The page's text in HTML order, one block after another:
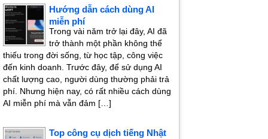
Hướng dẫn cách dùng AI
miễn phí
Trong vài năm trở lại đây, AI đã
trở thành một phần không thể
thiếu trong đời sống, từ học tập, công việc
đến kinh doanh. Trước đây, để sử dụng AI
chất lượng cao, người dùng thường phải trả
phí. Nhưng hiện nay, có rất nhiều cách dùng
AI miễn phí mà vẫn đảm […]
Top công cụ dịch tiếng Nhật